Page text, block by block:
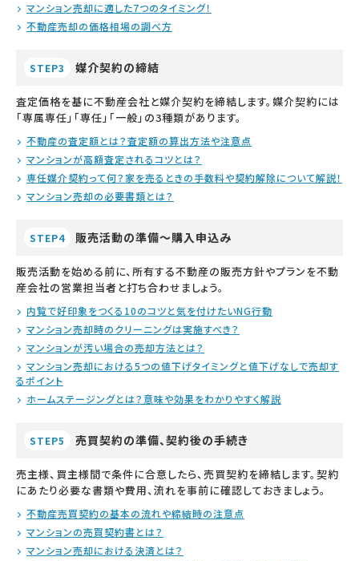
マンション売却に適した7つのタイミング！
不動産売却の価格相場の調べ方
STEP3 媒介契約の締結
査定価格を基に不動産会社と媒介契約を締結します。媒介契約には
「専属専任」「専任」「一般」の3種類があります。
不動産の査定額とは？査定額の算出方法や注意点
マンションが高額査定されるコツとは？
専任媒介契約って何？家を売るときの手数料や契約解除について解説！
マンション売却の必要書類とは？
STEP4 販売活動の準備～購入申込み
販売活動を始める前に、所有する不動産の販売方針やプランを不動
産会社の営業担当者と打ち合わせましょう。
内覧で好印象をつくる10のコツと気を付けたいNG行動
マンション売却時のクリーニングは実施すべき？
マンションが汚い場合の売却方法とは？
マンション売却における5つの値下げタイミングと値下げなしで売却す
るポイント
ホームステージングとは？意味や効果をわかりやすく解説
STEP5 売買契約の準備、契約後の手続き
売主様、買主様間で条件に合意したら、売買契約を締結します。契約
にあたり必要な書類や費用、流れを事前に確認しておきましょう。
不動産売買契約の基本の流れや締結時の注意点
マンションの売買契約書とは？
マンション売却における決済とは？